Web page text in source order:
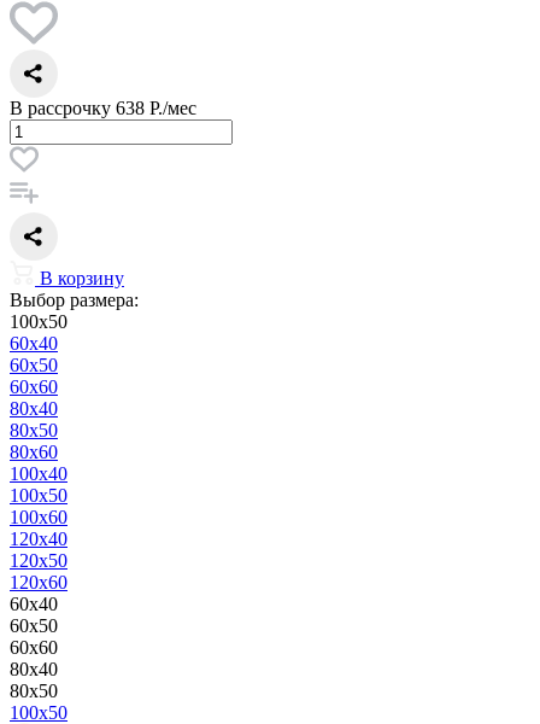
В рассрочку 638 Р./мес
В корзину
Выбор размера:
100x50
60x40
60x50
60x60
80x40
80x50
80x60
100x40
100x50
100x60
120x40
120x50
120x60
60x40
60x50
60x60
80x40
80x50
100x50